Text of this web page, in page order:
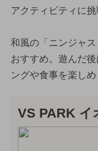
アクティビティに挑
和風の「ニンジャ
おすすめ。遊んだ
ングや食事を楽しめ
VS PARK イ